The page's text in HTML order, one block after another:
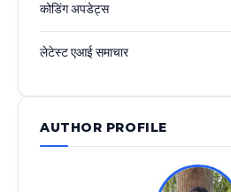
कोडिंग अपडेट्स
लेटेस्ट एआई समाचार
AUTHOR PROFILE